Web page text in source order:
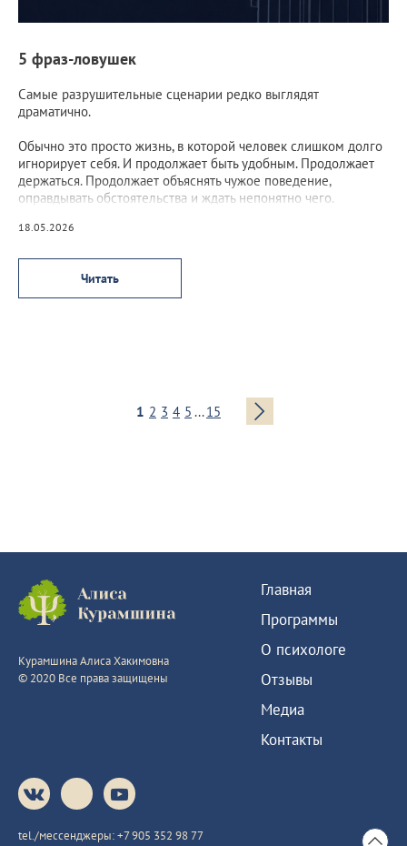
5 фраз-ловушек
Самые разрушительные сценарии редко выглядят
драматично.
Обычно это просто жизнь, в которой человек слишком долго
игнорирует себя. И продолжает быть удобным. Продолжает
держаться. Продолжает объяснять чужое поведение,
оправдывать обстоятельства и ждать непонятно чего.
18.05.2026
Читать
1 2 3 4 5 ...15
Курамшина Алиса Хакимовна
© 2020 Все права защищены
Главная
Программы
О психологе
Отзывы
Медиа
Контакты
tel./мессенджеры:+7 905 352 98 77